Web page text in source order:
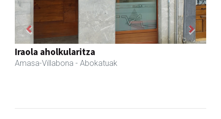
Sahatsa belar-denda eta dietetika zentrua
Amasa-Villabona - Belar-denda
Previous Next